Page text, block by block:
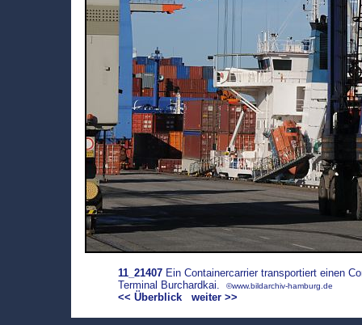
11_21407Ein Containercarrier transportiert einen
Terminal Burchardkai.
©www.bildarchiv-hamburg.de
<< Überblick weiter >>